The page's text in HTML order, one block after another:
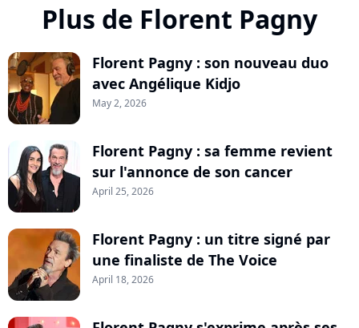
Plus de Florent Pagny
Florent Pagny : son nouveau duo
avec Angélique Kidjo
May 2, 2026
Florent Pagny : sa femme revient
sur l'annonce de son cancer
April 25, 2026
Florent Pagny : un titre signé par
une finaliste de The Voice
April 18, 2026